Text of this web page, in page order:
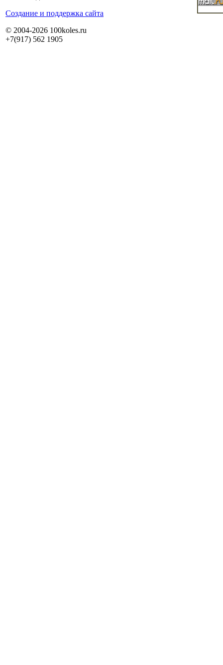
Cоздание и поддержка сайта
© 2004-2026 100koles.ru
+7(917) 562 1905